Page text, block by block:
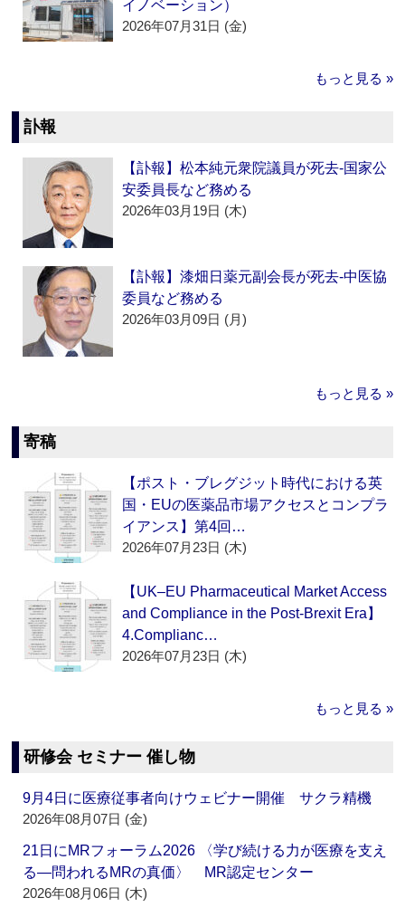
イノベーション）
2026年07月31日 (金)
もっと見る »
訃報
【訃報】松本純元衆院議員が死去‐国家公
安委員長など務める
2026年03月19日 (木)
【訃報】漆畑日薬元副会長が死去‐中医協
委員など務める
2026年03月09日 (月)
もっと見る »
寄稿
【ポスト・ブレグジット時代における英
国・EUの医薬品市場アクセスとコンプラ
イアンス】第4回…
2026年07月23日 (木)
【UK–EU Pharmaceutical Market Access
and Compliance in the Post-Brexit Era】
4.Complianc…
2026年07月23日 (木)
もっと見る »
研修会 セミナー 催し物
9月4日に医療従事者向けウェビナー開催 サクラ精機
2026年08月07日 (金)
21日にMRフォーラム2026 〈学び続ける力が医療を支え
る―問われるMRの真価〉 MR認定センター
2026年08月06日 (木)